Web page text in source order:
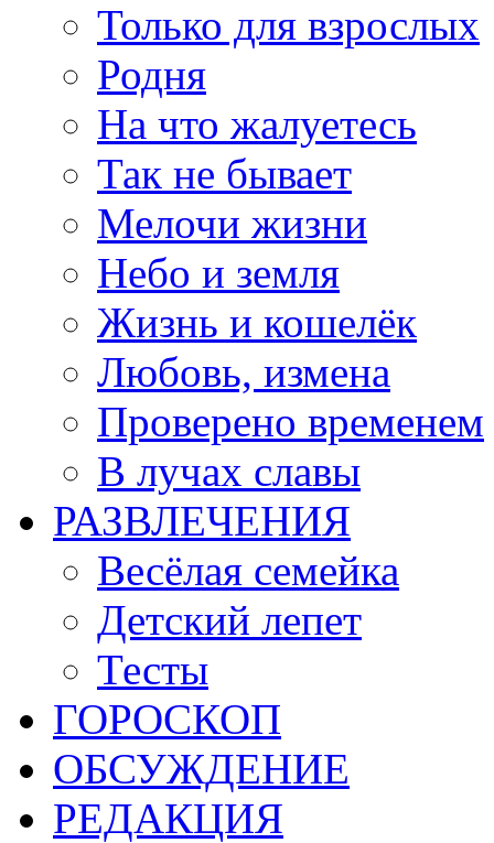
Только для взрослых
Родня
На что жалуетесь
Так не бывает
Мелочи жизни
Небо и земля
Жизнь и кошелёк
Любовь, измена
Проверено временем
В лучах славы
РАЗВЛЕЧЕНИЯ
Весёлая семейка
Детский лепет
Тесты
ГОРОСКОП
ОБСУЖДЕНИЕ
РЕДАКЦИЯ